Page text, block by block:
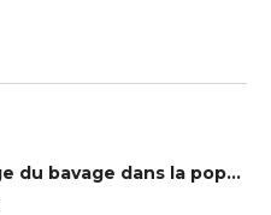
Prise en charge du bavage dans la population pédiatrique en situation de handicap (AFOP)